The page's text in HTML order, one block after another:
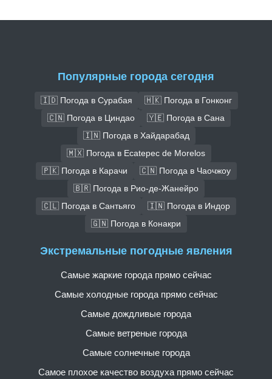
Популярные города сегодня
🇮🇩 Погода в Сурабая
🇭🇰 Погода в Гонконг
🇨🇳 Погода в Циндао
🇾🇪 Погода в Сана
🇮🇳 Погода в Хайдарабад
🇲🇽 Погода в Ecatepec de Morelos
🇵🇰 Погода в Карачи
🇨🇳 Погода в Чаочжоу
🇧🇷 Погода в Рио-де-Жанейро
🇨🇱 Погода в Сантьяго
🇮🇳 Погода в Индор
🇬🇳 Погода в Конакри
Экстремальные погодные явления
Самые жаркие города прямо сейчас
Самые холодные города прямо сейчас
Самые дождливые города
Самые ветреные города
Самые солнечные города
Самое плохое качество воздуха прямо сейчас